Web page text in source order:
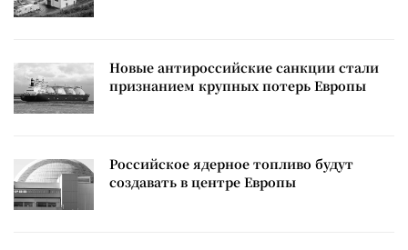
Новые антироссийские санкции стали
признанием крупных потерь Европы
Российское ядерное топливо будут
создавать в центре Европы